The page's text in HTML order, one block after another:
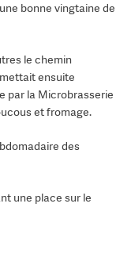
bonne vingtaine de
le chemin
ensuite
par la Microbrasserie
et fromage.
des
une place sur le